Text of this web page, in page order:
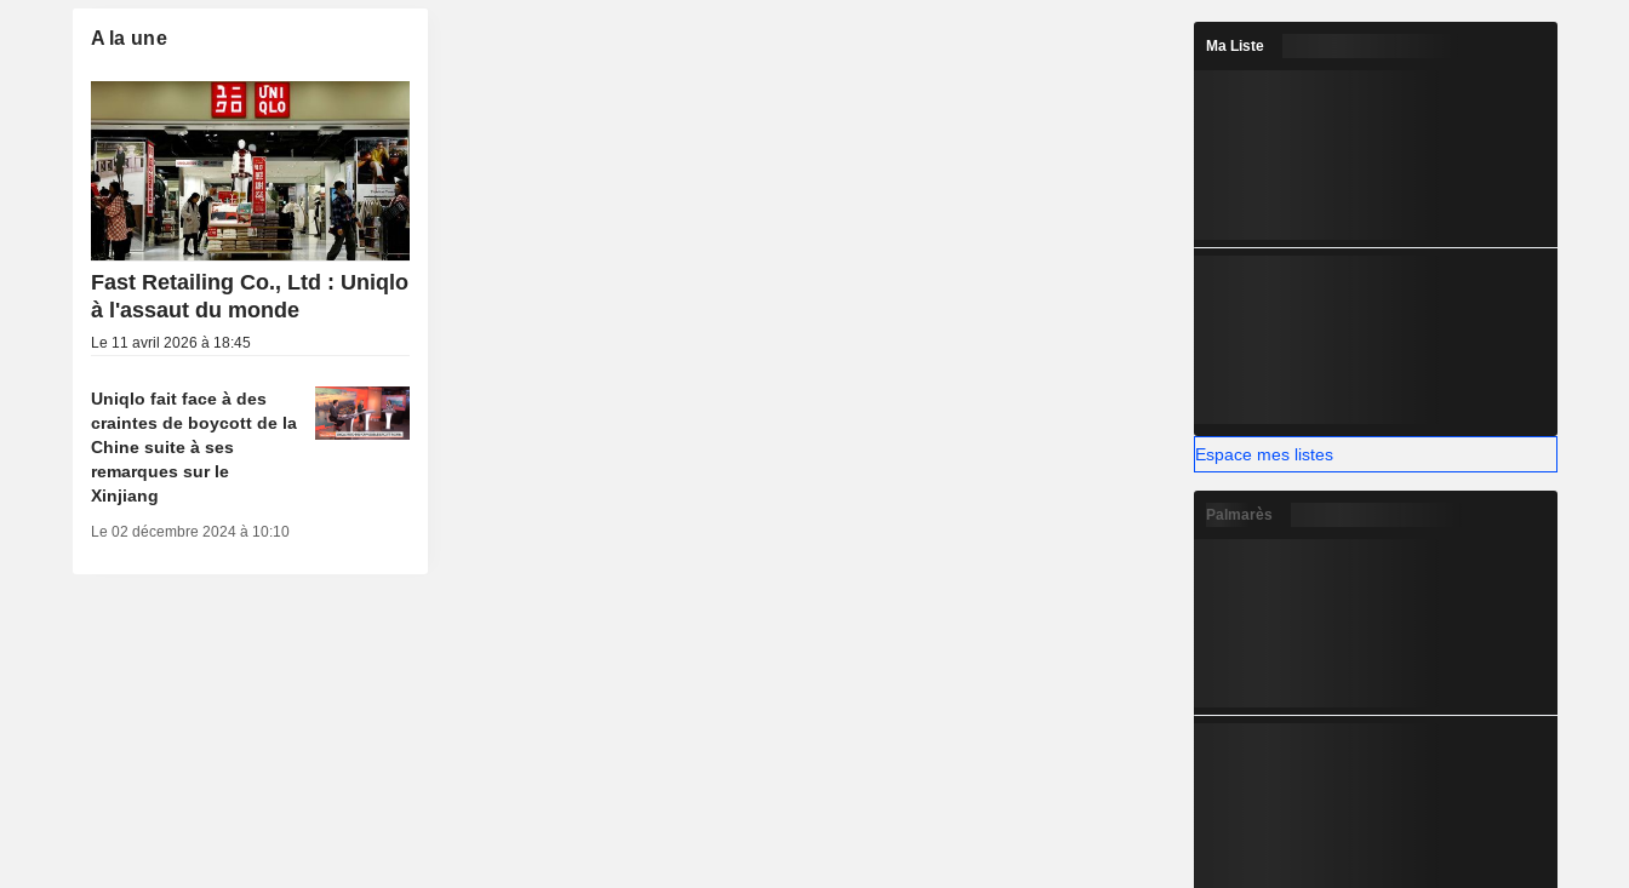
A la une
Fast Retailing Co., Ltd : Uniqlo
à l'assaut du monde
Le 11 avril 2026 à 18:45
Uniqlo fait face à des
craintes de boycott de la
Chine suite à ses
remarques sur le
Xinjiang
Le 02 décembre 2024 à 10:10
Ma Liste
Espace mes listes
Palmarès